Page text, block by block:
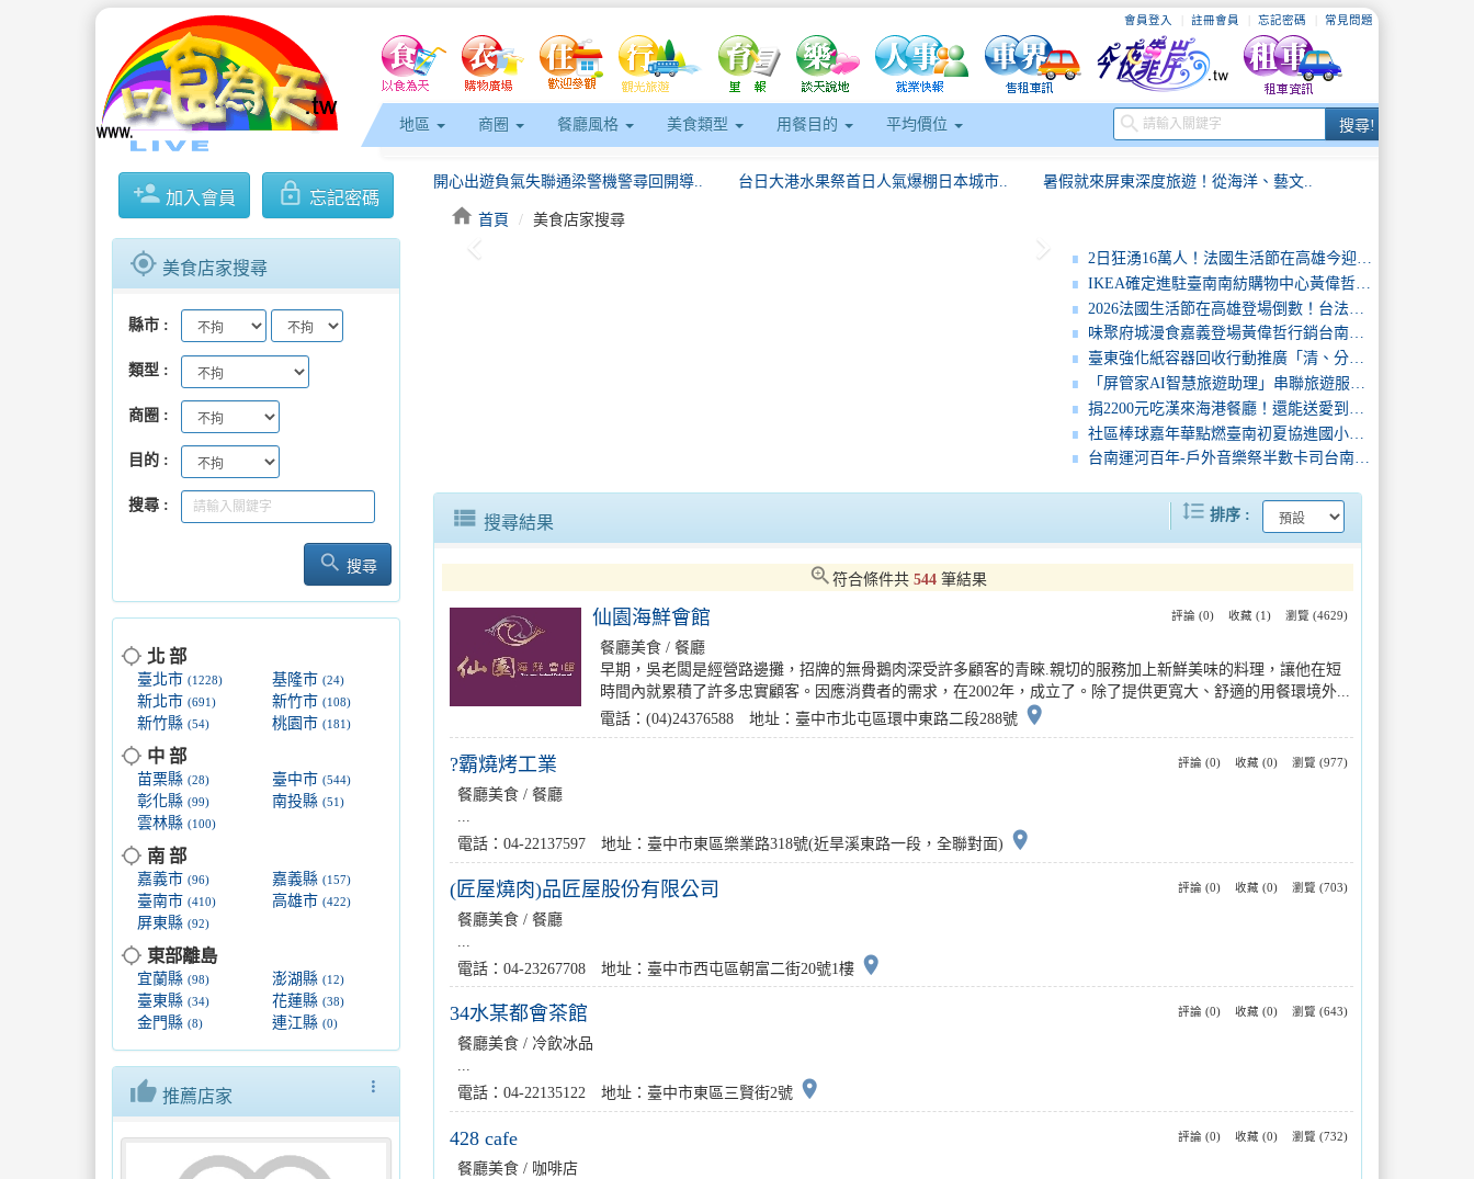
會員登入 註冊會員 忘記密碼 常見問題
地區 商圈 餐廳風格 美食類型 用餐目的 平均價位
搜
尋
search 搜尋!
person_add 加入會員 lock_outline 忘記密碼
gps_fixed 美食店家搜尋
縣市
類型
商圈
目的
搜尋
search 搜尋
location_searching 北 部
臺北市 (1228) 基隆市(24)
新北市 (691) 新竹市(108)
新竹縣 (54) 桃園市(181)
location_searching 中 部
苗栗縣 (28) 臺中市(544)
彰化縣 (99) 南投縣(51)
雲林縣 (100)
location_searching 南 部
嘉義市 (96) 嘉義縣(157)
臺南市 (410) 高雄市(422)
屏東縣 (92)
location_searching 東部離島
宜蘭縣 (98) 澎湖縣(12)
臺東縣 (34) 花蓮縣(38)
金門縣 (8) 連江縣(0)
more_vert
thumb_up 推薦店家
開心出遊負氣失聯通梁警機警尋回開導.. 台日大港水果祭首日人氣爆棚日本城市.. 暑假就來屏東深度旅遊！從海洋、藝文..
「屏東好物進軍新加坡國際食品展拓展..
茶香中的閱讀課—臺北市大橋國小茶香..
走進Tabe札哈木樂原攜手守護原民..
暑假就來屏東深度旅遊！從海洋、藝文..
板橋、三重分館過期期刊「20元」特.. 社區棒球嘉年華點燃臺南初夏協進國小..
逾2,200人「來嘉BIKE訪」騎.. 戴上花環迎貴客！臺韓觀光交流會議登.. 「屏東好物進軍新加坡國際食品展拓展..
屏縣府近5年油品稽查均安全合格縣府.. 茶香中的閱讀課—臺北市大橋國小茶香..
「鹹甜引路臺南味」餅香不怕巷子深，.. 8月9日起連三週點亮淡水漁人碼頭夜.. 走進Tabe札哈木樂原攜手守護原民..
home 首頁 美食店家搜尋
keyboard_arrow_left keyboard_arrow_right
2日狂湧16萬人！法國生活節在高雄今迎精彩壓軸
IKEA確定進駐臺南南紡購物中心黃偉哲：展現國際企業對臺南發展潛力的信心
2026法國生活節在高雄登場倒數！台法華麗卡司首度曝光
味聚府城漫食嘉義登場黃偉哲行銷台南農產及伴手禮
臺東強化紙容器回收行動推廣「清、分、疊」打造永續友善城市
「屏管家AI智慧旅遊助理」串聯旅遊服務 打造屏東智慧觀光新體驗
捐2200元吃漢來海港餐廳！還能送愛到偏鄉 漢來美食攜手喜憨兒基金會 6年送出4萬份餐盒
社區棒球嘉年華點燃臺南初夏協進國小新訓練基地正式啟用
台南運河百年-戶外音樂祭半數卡司台南出身金曲歌后李竺芯、阿跨面、柯泯薰、禾羽回台南開唱台南隊長黃偉哲號召民眾五一連假見證
format_line_spacing 排序
view_list 搜尋結果
zoom_in 符合條件共 544筆結果
評論 (0) 收藏 (1) 瀏覽 (4629)
仙園海鮮會館
餐廳美食 / 餐廳
早期，吳老闆是經營路邊攤，招牌的無骨鵝肉深受許多顧客的青睞.親切的服務加上新鮮美味的料理，讓他在短
時間內就累積了許多忠實顧客。因應消費者的需求，在2002年，成立了。除了提供更寬大、舒適的用餐環境外...
電話：(04)24376588 地址：臺中市北屯區環中東路二段288號 place
評論 (0) 收藏 (0) 瀏覽 (977)
?霸燒烤工業
餐廳美食 / 餐廳
電話：04-22137597 地址：臺中市東區樂業路318號(近旱溪東路一段，全聯對面) place
評論 (0) 收藏 (0) 瀏覽 (703)
(匠屋燒肉)品匠屋股份有限公司
餐廳美食 / 餐廳
電話：04-23267708 地址：臺中市西屯區朝富二街20號1樓 place
評論 (0) 收藏 (0) 瀏覽 (643)
34水某都會茶館
餐廳美食 / 冷飲冰品
...
電話：04-22135122 地址：臺中市東區三賢街2號 place
評論 (0) 收藏 (0) 瀏覽 (732)
428 cafe
餐廳美食 / 咖啡店